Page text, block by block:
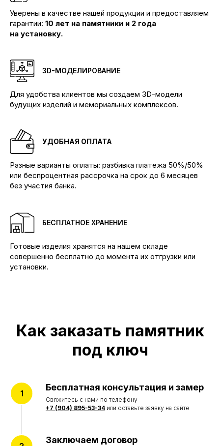
Уверены в качестве нашей продукции и предоставляем
гарантии: 10 лет на памятники и 2 года
на установку.
3D-МОДЕЛИРОВАНИЕ
Для удобства клиентов мы создаем 3D-модели
будущих изделий и мемориальных комплексов.
УДОБНАЯ ОПЛАТА
Разные варианты оплаты: разбивка платежа 50%/50%
или беспроцентная рассрочка на срок до 6 месяцев
без участия банка.
БЕСПЛАТНОЕ ХРАНЕНИЕ
Готовые изделия хранятся на нашем складе
совершенно бесплатно до момента их отгрузки или
установки.
Как заказать памятник
под ключ
Бесплатная консультация и замер
Свяжитесь с нами по телефону
+7 (904) 895-53-34 или оставьте заявку на сайте
Заключаем договор
КАТАЛОГ
Мемориальные комплексы
Благоустройство могил
Портреты на памятник
УСЛУГИ
ИНФОРМАЦИЯ
КОНТАКТЫ
+7 (904) 895-23-34 Бадалык
+7 (904) 895-53-34 Бадалык
+7 (904) 894-02-22 Дивногорск
комплексы любой сложности